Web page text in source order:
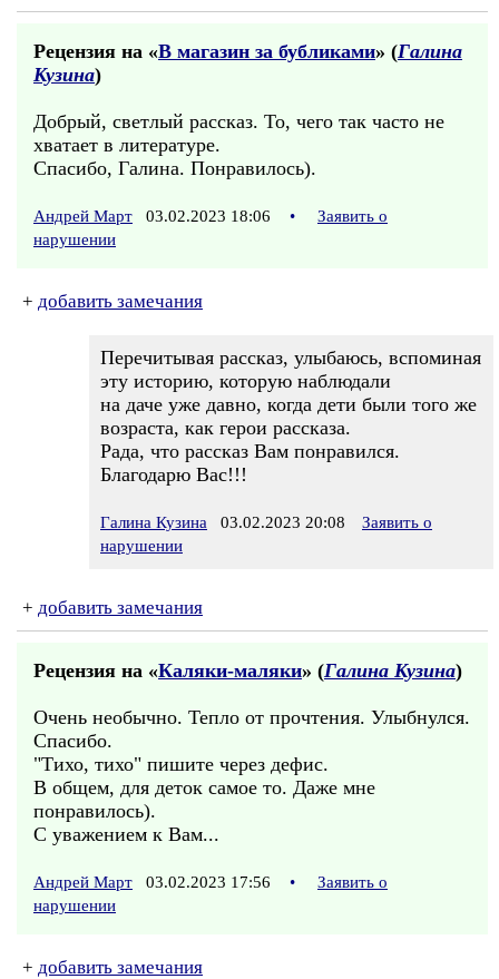
Рецензия на «В магазин за бубликами» (Галина
Кузина)
Добрый, светлый рассказ. То, чего так часто не
хватает в литературе.
Спасибо, Галина. Понравилось).
Андрей Март 03.02.2023 18:06 •
Заявить о
нарушении
+ добавить замечания
Перечитывая рассказ, улыбаюсь, вспоминая
эту историю, которую наблюдали
на даче уже давно, когда дети были того же
возраста, как герои рассказа.
Рада, что рассказ Вам понравился.
Благодарю Вас!!!
Галина Кузина 03.02.2023 20:08
Заявить о
нарушении
+ добавить замечания
Рецензия на «Каляки-маляки» (Галина Кузина)
Очень необычно. Тепло от прочтения. Улыбнулся.
Спасибо.
"Тихо, тихо" пишите через дефис.
В общем, для деток самое то. Даже мне
понравилось).
С уважением к Вам...
Андрей Март 03.02.2023 17:56 •
Заявить о
нарушении
+ добавить замечания